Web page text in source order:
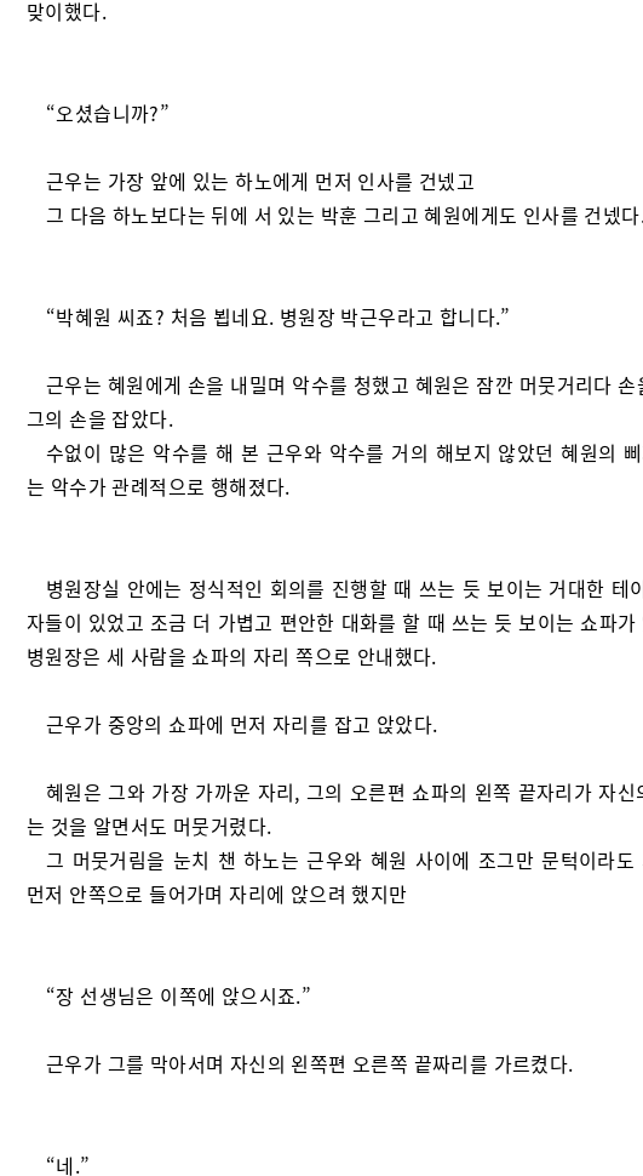
맞이했다.
“오셨습니까?”
근우는 가장 앞에 있는 하노에게 먼저 인사를 건넸고
그 다음 하노보다는 뒤에 서 있는 박훈 그리고 혜원에게도 인사를 건넸
“박혜원 씨죠? 처음 뵙네요. 병원장 박근우라고 합니다.”
근우는 혜원에게 손을 내밀며 악수를 청했고 혜원은 잠깐 머뭇거리다 손
그의 손을 잡았다.
수없이 많은 악수를 해 본 근우와 악수를 거의 해보지 않았던 혜원의
는 악수가 관례적으로 행해졌다.
병원장실 안에는 정식적인 회의를 진행할 때 쓰는 듯 보이는 거대한 테
자들이 있었고 조금 더 가볍고 편안한 대화를 할 때 쓰는 듯 보이는 쇼파가
병원장은 세 사람을 쇼파의 자리 쪽으로 안내했다.
근우가 중앙의 쇼파에 먼저 자리를 잡고 앉았다.
혜원은 그와 가장 가까운 자리, 그의 오른편 쇼파의 왼쪽 끝자리가 자신
는 것을 알면서도 머뭇거렸다.
그 머뭇거림을 눈치 챈 하노는 근우와 혜원 사이에 조그만 문턱이라도
먼저 안쪽으로 들어가며 자리에 앉으려 했지만
“장 선생님은 이쪽에 앉으시죠.”
근우가 그를 막아서며 자신의 왼쪽편 오른쪽 끝짜리를 가르켰다.
“네.”